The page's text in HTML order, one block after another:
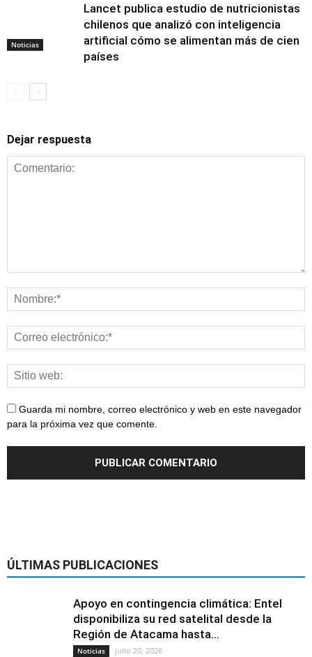
Noticias
Alimentación y
nutrición
Lancet publica estudio de nutricionistas
chilenos que analizó con inteligencia
artificial cómo se alimentan más de cien
países
Dejar respuesta
Guarda mi nombre, correo electrónico y web en este navegador
para la próxima vez que comente.
ÚLTIMAS PUBLICACIONES
Apoyo en contingencia climática: Entel
disponibiliza su red satelital desde la
Región de Atacama hasta...
Noticias julio 20, 2026